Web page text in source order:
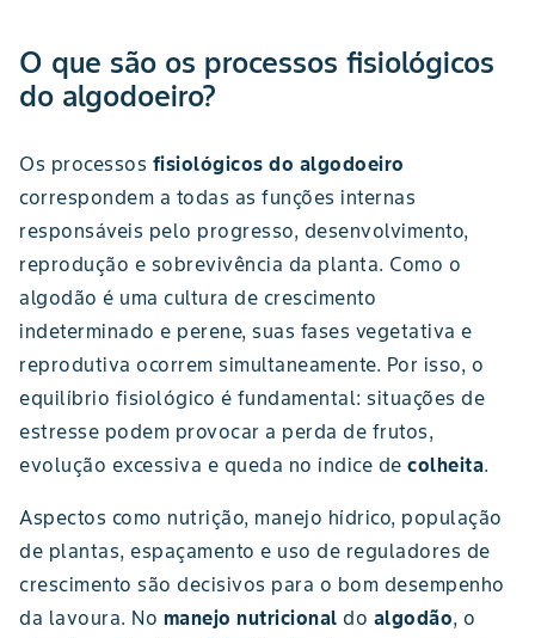
O que são os processos fisiológicos
do algodoeiro?
Os processos fisiológicos do algodoeiro
correspondem a todas as funções internas
responsáveis pelo progresso, desenvolvimento,
reprodução e sobrevivência da planta. Como o
algodão é uma cultura de crescimento
indeterminado e perene, suas fases vegetativa e
reprodutiva ocorrem simultaneamente. Por isso, o
equilíbrio fisiológico é fundamental: situações de
estresse podem provocar a perda de frutos,
evolução excessiva e queda no índice de colheita.
Aspectos como nutrição, manejo hídrico, população
de plantas, espaçamento e uso de reguladores de
crescimento são decisivos para o bom desempenho
da lavoura. No manejo nutricional do algodão, o